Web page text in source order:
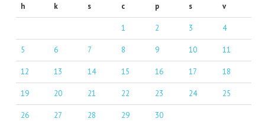
h
k s c p s v
1 2 3 4
5 6 7 8 9 10 11
12 13 14 15 16 17 18
19 20 21 22 23 24 25
26 27 28 29 30